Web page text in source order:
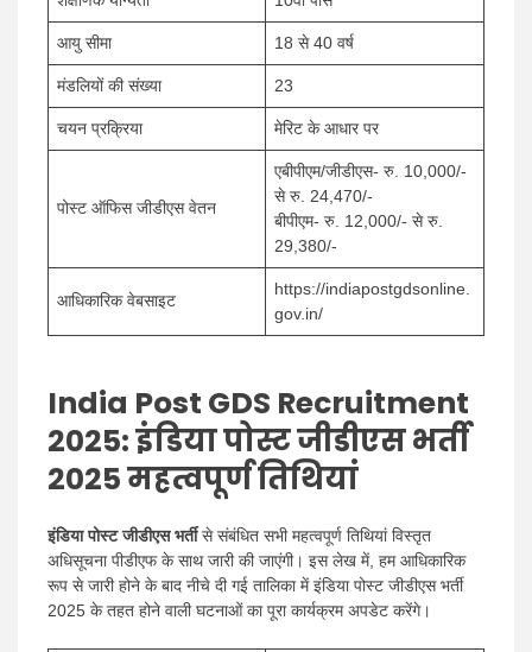
आयु सीमा 18 से 40 वर्ष
मंडलियों की संख्या 23
चयन प्रक्रिया मेरिट के आधार पर
पोस्ट ऑफिस जीडीएस वेतन
एबीपीएम/जीडीएस- रु. 10,000/-
से रु. 24,470/-
बीपीएम- रु. 12,000/- से रु.
29,380/-
आधिकारिक वेबसाइट
https://indiapostgdsonline.
gov.in/
India Post GDS Recruitment
2025: इंडिया पोस्ट जीडीएस भर्ती
2025 महत्वपूर्ण तिथियां
इंडिया पोस्ट जीडीएस भर्तीसे संबंधित सभी महत्वपूर्ण तिथियां विस्तृत
अधिसूचना पीडीएफ के साथ जारी की जाएंगी। इस लेख में, हम आधिकारिक
रूप से जारी होने के बाद नीचे दी गई तालिका में इंडिया पोस्ट जीडीएस भर्ती
2025 के तहत होने वाली घटनाओं का पूरा कार्यक्रम अपडेट करेंगे।